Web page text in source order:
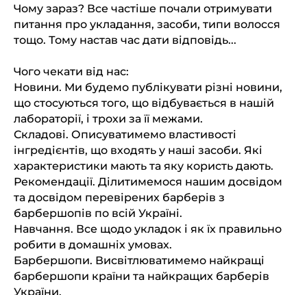
Чому зараз? Все частіше почали отримувати
питання про укладання, засоби, типи волосся
тощо. Тому настав час дати відповідь...
Чого чекати від нас:
Новини. Ми будемо публікувати різні новини,
що стосуються того, що відбувається в нашій
лабораторії, і трохи за її межами.
Складові. Описуватимемо властивості
інгредієнтів, що входять у наші засоби. Які
характеристики мають та яку користь дають.
Рекомендації. Ділитимемося нашим досвідом
та досвідом перевірених барберів з
барбершопів по всій Україні.
Навчання. Все щодо укладок і як їх правильно
робити в домашніх умовах.
Барбершопи. Висвітлюватимемо найкращі
барбершопи країни та найкращих барберів
України.